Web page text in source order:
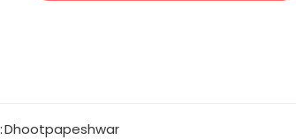
Dhootpapeshwar